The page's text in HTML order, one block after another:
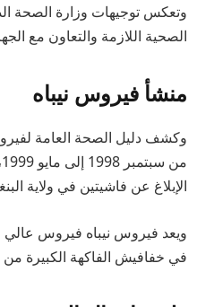
وتعكس توجيهات وزارة الصحة
الصحية اللازمة والتعاون مع
منشأ فيروس نيباه
وكشف دليل الصحة العامة
الإبلاغ عن فاشيتين في ولاية
ويعد فيروس نيباه فيروس
في خفافيش الفاكهة الكبيرة